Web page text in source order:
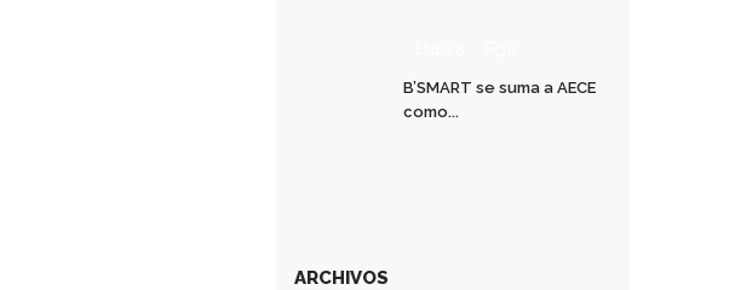
B’SMART se suma a AECE
como...
ARCHIVOS